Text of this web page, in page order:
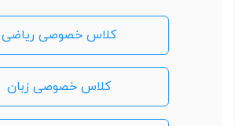
کلاس خصوصی ریاضی
کلاس خصوصی زبان